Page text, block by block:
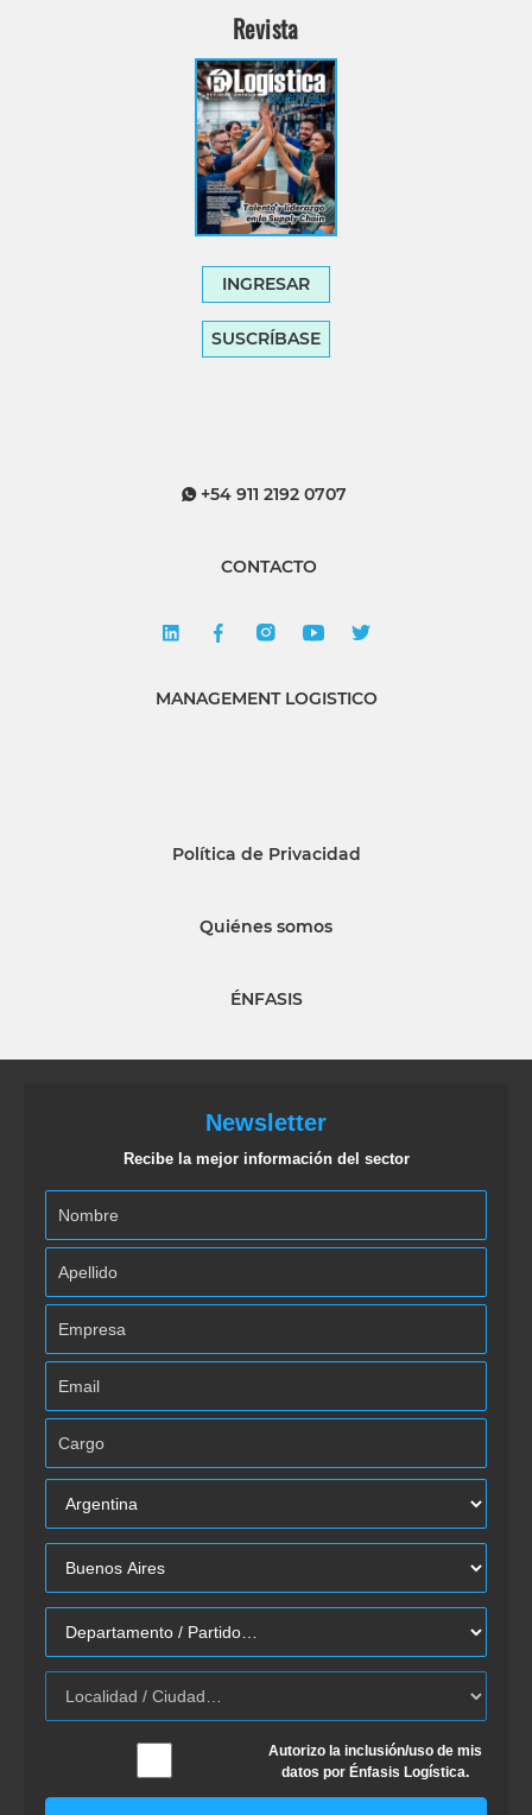
Revista
INGRESAR
SUSCRÍBASE
+54 911 2192 0707
CONTACTO
MANAGEMENT LOGISTICO
Política de Privacidad
Quiénes somos
ÉNFASIS
Newsletter
Recibe la mejor información del sector
Autorizo la inclusión/uso de mis
datos por Énfasis Logística.